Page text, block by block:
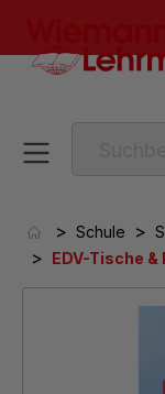
> Schule >
> EDV-Tische